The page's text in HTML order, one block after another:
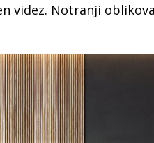
videz. Notranji